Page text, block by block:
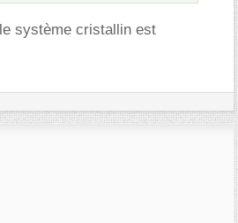
système cristallin est